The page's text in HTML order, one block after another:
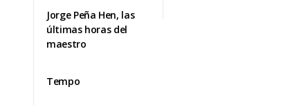
Jorge Peña Hen, las
últimas horas del
maestro
Tempo